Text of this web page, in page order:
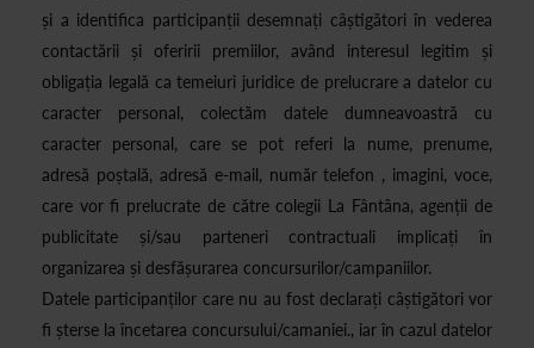
și a identifica participanții desemnați câștigători în vederea
contactării și oferirii premiilor, având interesul legitim și
obligația legală ca temeiuri juridice de prelucrare a datelor cu
caracter personal, colectăm datele dumneavoastră cu
caracter personal, care se pot referi la nume, prenume,
adresă poștală, adresă e-mail, număr telefon , imagini, voce,
care vor fi prelucrate de către colegii La Fântâna, agenții de
publicitate și/sau parteneri contractuali implicați în
organizarea și desfășurarea concursurilor/campaniilor.
Datele participanților care nu au fost declarați câștigători vor
fi șterse la încetarea concursului/camaniei., iar în cazul datelor